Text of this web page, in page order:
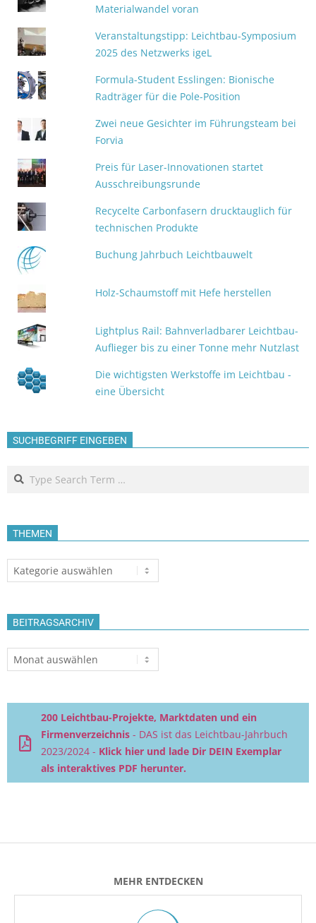
Materialwandel voran
Veranstaltungstipp: Leichtbau-Symposium
2025 des Netzwerks igeL
Formula-Student Esslingen: Bionische
Radträger für die Pole-Position
Zwei neue Gesichter im Führungsteam bei
Forvia
Preis für Laser-Innovationen startet
Ausschreibungsrunde
Recycelte Carbonfasern drucktauglich für
technischen Produkte
Buchung Jahrbuch Leichtbauwelt
Holz-Schaumstoff mit Hefe herstellen
Lightplus Rail: Bahnverladbarer Leichtbau-
Auflieger bis zu einer Tonne mehr Nutzlast
Die wichtigsten Werkstoffe im Leichtbau -
eine Übersicht
SUCHBEGRIFF EINGEBEN
Search
THEMEN
Themen
BEITRAGSARCHIV
Beitragsarchiv
200 Leichtbau-Projekte, Marktdaten und ein
Firmenverzeichnis - DAS ist das Leichtbau-Jahrbuch
2023/2024 - Klick hier und lade Dir DEIN Exemplar
als interaktives PDF herunter.
MEHR ENTDECKEN